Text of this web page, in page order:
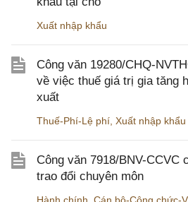
Xuất nhập khẩu
Công văn 19280/CHQ-
về việc thuế giá trị gia tăng
xuất
Thuế-Phí-Lệ phí Xuất nhập khẩu
Công văn 7918/BNV-CCVC
trao đổi chuyên môn